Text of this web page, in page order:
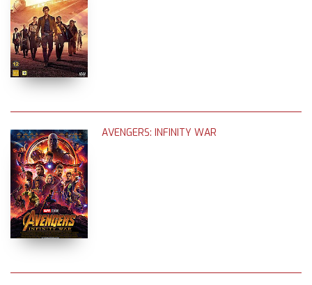
AVENGERS: INFINITY WAR